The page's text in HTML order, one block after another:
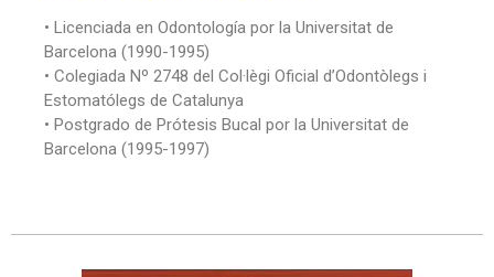
• Licenciada en Odontología por la Universitat de
Barcelona (1990-1995)
• Colegiada Nº 2748 del Col·lègi Oficial d’Odontòlegs i
Estomatólegs de Catalunya
• Postgrado de Prótesis Bucal por la Universitat de
Barcelona (1995-1997)